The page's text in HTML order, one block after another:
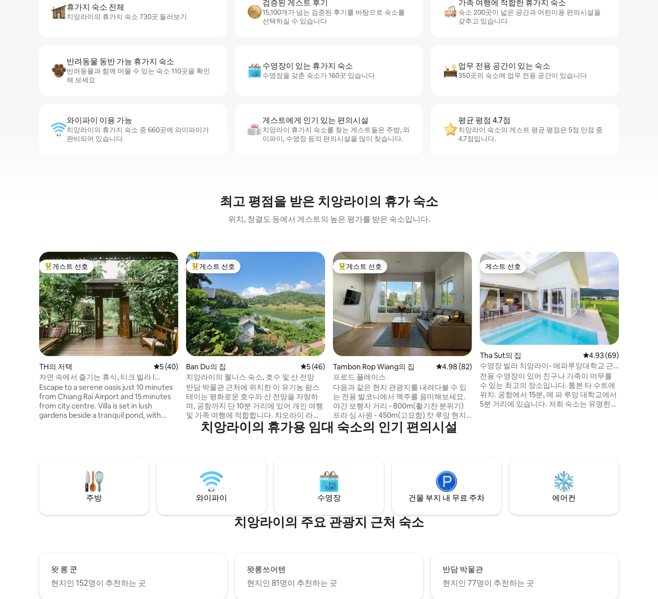
휴가지 숙소 전체
치앙라이의 휴가지 숙소 730곳 둘러보기
검증된 게스트 후기
15,100개가 넘는 검증된 후기를 바탕으로 숙소를
선택하실 수 있습니다
가족 여행에 적합한 휴가지 숙소
숙소 200곳이 넓은 공간과 어린이용 편의시설을
갖추고 있습니다
반려동물 동반 가능 휴가지 숙소
반려동물과 함께 머물 수 있는 숙소 110곳을 확인
해 보세요
수영장이 있는 휴가지 숙소
수영장을 갖춘 숙소가 160곳 있습니다
업무 전용 공간이 있는 숙소
350곳의 숙소에 업무 전용 공간이 있습니다
와이파이 이용 가능
치앙라이의 휴가지 숙소 중 660곳에 와이파이가
완비되어 있습니다
게스트에게 인기 있는 편의시설
치앙라이 휴가지 숙소를 찾는 게스트들은 주방, 와
이파이, 수영장 등의 편의시설을 많이 찾습니다.
평균 평점 4.7점
치앙라이 숙소의 게스트 평균 평점은 5점 만점 중
4.7점입니다.
최고 평점을 받은 치앙라이의 휴가 숙소
위치, 청결도 등에서 게스트의 높은 평가를 받은 숙소입니다.
상위 게스트 선호
게스트 선호
TH의 저택 평점 5점(5점 만점), 후기 40개
5 (40)
자연 속에서 즐기는 휴식, 티크 빌라 I
Rommai(파인애플)
Escape to a serene oasis just 10 minutes
from Chiang Rai Airport and 15 minutes
from city centre. Villa is set in lush
gardens beside a tranquil pond, with
3 additional private villas within the same
compound. Please message us.)
상위 게스트 선호
게스트 선호
Ban Du의 집 평점 5점(5점 만점), 후기 46개
5 (46)
치앙라이의 웰니스 숙소, 호수 및 산 전망
반담 박물관 근처에 위치한 이 유기농 팜스
테이는 평화로운 호수와 산 전망을 자랑하
며, 공항까지 단 10분 거리에 있어 개인 여행
및 가족 여행에 적합합니다. 챠오라이 라자
밧 대학교(CRRU) 4번 게이트 바로 맞은편의
숨겨진 자연 구역에 위치한 북유럽 스타일
식사를 하고 있으며, 저희와 함께 머무르는
동안 게스트에게도 동일한 목표를 적용합니
를 고대합니다.🙏
상위 게스트 선호
게스트 선호
Tambon Rop Wiang의 집 평점 4.98점(5점 만점), 후기 82개
4.98 (82)
프로드 플레이스
다음과 같은 현지 관광지를 내려다볼 수 있
는 전용 발코니에서 맥주를 음미해보세요.
야간 보행자 거리 - 800m(활기찬 분위기)
프라 싱 사원 - 450m(고요함) 캇 루앙 현지
시장 - 700m(현지인) 치앙라이 시계탑 -
1.2km 치앙라이 나이트 바자르 - 1.5km 블루
의 관광 명소와 문화를 경험해보세요 :)
게스트 선호
게스트 선호
Tha Sut의 집 평점 4.93점(5점 만점),
4.93 (69)
수영장 빌라 치앙라이- 메파루앙대학교 근
처
전용 수영장이 있어 친구나 가족이 머무를
수 있는 최고의 장소입니다. 툼본 타 수트에
위치. 공항에서 15분, 메 파 루앙 대학교에서
5분 거리에 있습니다. 저희 숙소는 유명한
식까지 차로 5분 거리입니다.
치앙라이의 휴가용 임대 숙소의 인기 편의시설
주방 와이파이 수영장 건물 부지 내 무료 주차 에어컨
치앙라이의 주요 관광지 근처 숙소
왓 롱 쿤
현지인 152명이 추천하는 곳
왓롱쓰어텐
현지인 81명이 추천하는 곳
반담 박물관
현지인 77명이 추천하는 곳